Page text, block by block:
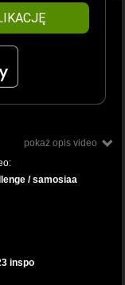
pokaż opis video
/ samosiaa
inspo